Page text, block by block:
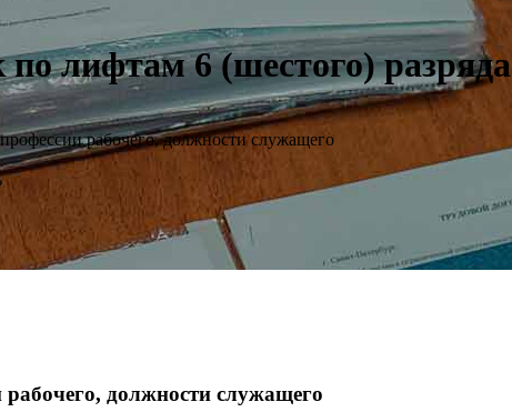
по лифтам 6 (шестого) разряда
рабочего, должности служащего
рабочего, должности служащего